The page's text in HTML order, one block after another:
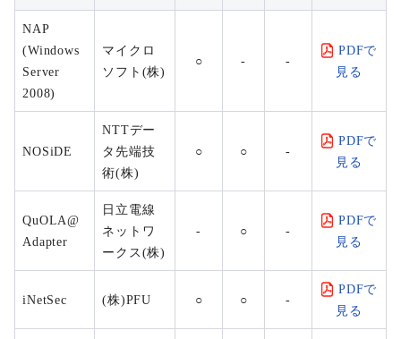
NAP
(Windows
Server
2008)
マイクロ
ソフト(株)
○ - -
PDFで
見る
NOSiDE
NTTデー
タ先端技
術(株)
○ ○ -
PDFで
見る
QuOLA@
Adapter
日立電線
ネットワ
ークス(株)
- ○ -
PDFで
見る
iNetSec (株)PFU ○ ○ -
PDFで
見る